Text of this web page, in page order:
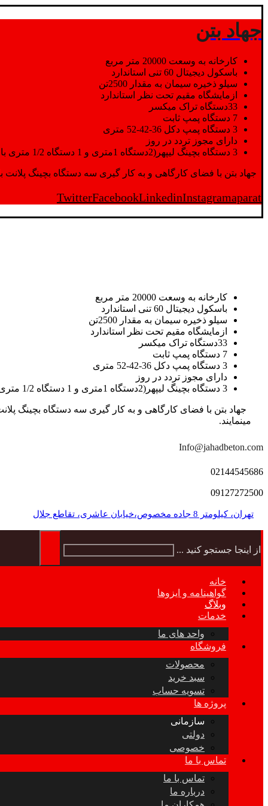
جهاد بتن
کارخانه به وسعت 20000 متر مربع
باسکول دیجیتال 60 تنی استاندارد
سیلو ذخیره سیمان به مقدار 2500تن
ازمایشگاه مقیم تحت نظر استاندارد
33دستگاه تراک میکسر
7 دستگاه پمپ ثابت
3 دستگاه پمپ دکل 36-42-52 متری
دارای مجوز تردد در روز
3 دستگاه بچینگ لیپهر(2دستگاه 1متری و 1 دستگاه 1/2 متری با توان تولید 150 متر مکعب در ساعت)
جهاد بتن با فضای کارگاهی و به کار گیری سه دستگاه بچینگ پلانت با ظرفیت 2500 تن در کنار پرسنل متخصص و پر تلاش واحدهای تولید و ازمایشگاه,بتن با کیفیت را برای واحد
TwitterFacebookLinkedinInstagramaparat
کارخانه به وسعت 20000 متر مربع
باسکول دیجیتال 60 تنی استاندارد
سیلو ذخیره سیمان به مقدار 2500تن
ازمایشگاه مقیم تحت نظر استاندارد
33دستگاه تراک میکسر
7 دستگاه پمپ ثابت
3 دستگاه پمپ دکل 36-42-52 متری
دارای مجوز تردد در روز
3 دستگاه بچینگ لیپهر(2دستگاه 1متری و 1 دستگاه 1/2 متری با توان تولید 150 متر مکعب در ساعت)
مینمایند.
Info@jahadbeton.com
02144545686
09127272500
تهران، کیلومتر 8 جاده مخصوص،خیابان عاشری، تقاطع جلال
از اینجا جستجو کنید ...
خانه
گواهینامه و ایزوها
وبلاگ
خدمات
واحد های ما
فروشگاه
محصولات
سبد خرید
تسویه حساب
پروژه ها
سازمانی
دولتی
خصوصی
تماس با ما
تماس با ما
درباره ما